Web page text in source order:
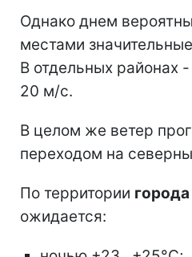
Однако днем
местами
В отдельных районах
20 м/с.
В целом же ветер
переходом на
По территории
ожидается: